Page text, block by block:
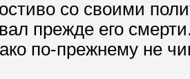
со своими
прежде его
по-прежнему не